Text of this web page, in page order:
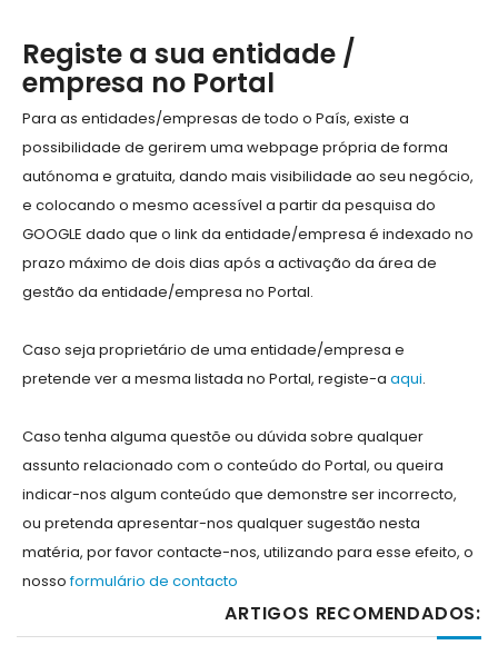
Registe a sua entidade /
empresa no Portal
Para as entidades/empresas de todo o País, existe a
possibilidade de gerirem uma webpage própria de forma
autónoma e gratuita, dando mais visibilidade ao seu negócio,
e colocando o mesmo acessível a partir da pesquisa do
GOOGLE dado que o link da entidade/empresa é indexado no
prazo máximo de dois dias após a activação da área de
gestão da entidade/empresa no Portal.
Caso seja proprietário de uma entidade/empresa e
pretende ver a mesma listada no Portal, registe-a aqui.
Caso tenha alguma questõe ou dúvida sobre qualquer
assunto relacionado com o conteúdo do Portal, ou queira
indicar-nos algum conteúdo que demonstre ser incorrecto,
ou pretenda apresentar-nos qualquer sugestão nesta
matéria, por favor contacte-nos, utilizando para esse efeito, o
nossoformulário de contacto
ARTIGOS RECOMENDADOS: